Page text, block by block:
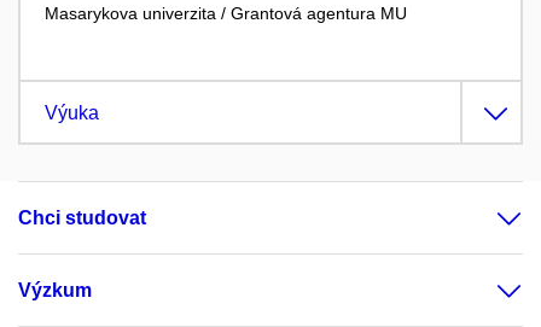
Masarykova univerzita / Grantová agentura MU
Výuka
Chci studovat
Výzkum